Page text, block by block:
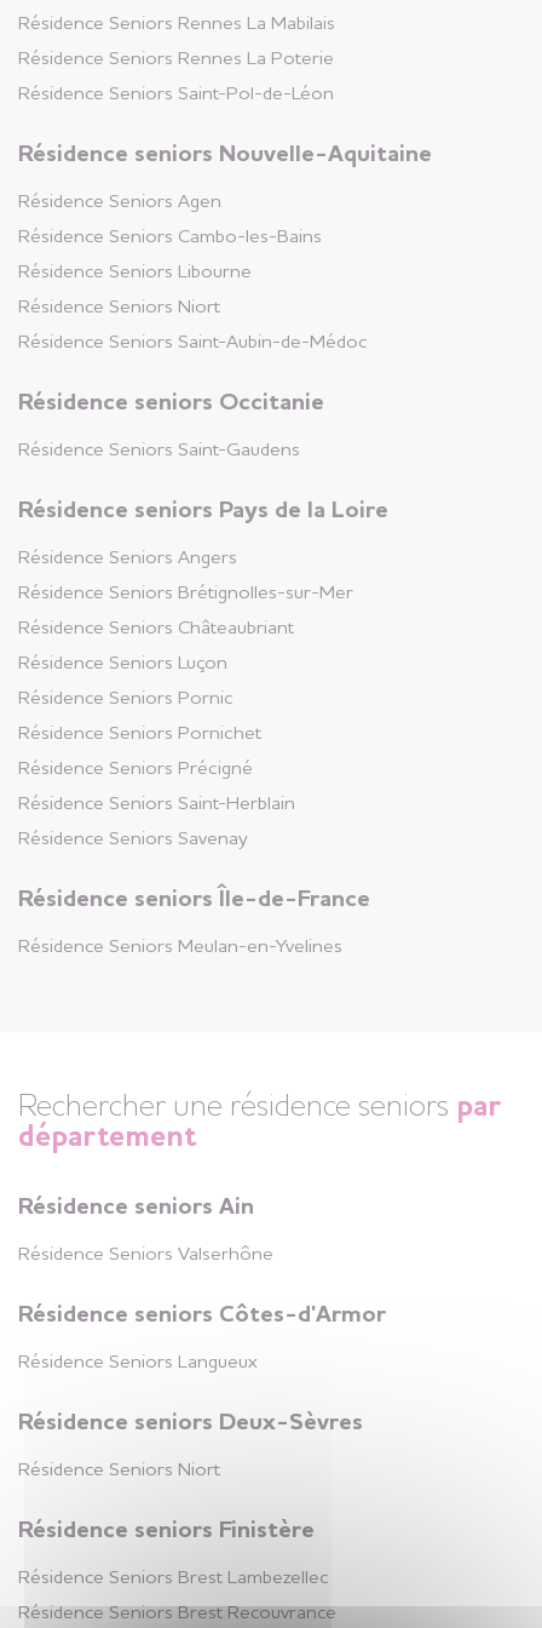
Résidence Seniors
Bouthéon
Loire (42)
Biviers
Isère (38)
Résidence Seniors
Roche-Bernard
Appartements disponibles
Résidence Seniors
Meulan-en-Yvelines
Appartements disponibles
Résidence Seniors
Brest Lambezellec
Appartements disponibles
+
Résidence Seniors
Cambo-les-Bains
Pyrénées-Atlantiques
2 appartements
Résidence Seniors
Résidence Seniors Rennes La Mabilais
Résidence Seniors Rennes La Poterie
Résidence Seniors Saint-Pol-de-Léon
Résidence seniors Nouvelle-Aquitaine
Résidence Seniors Agen
Résidence Seniors Cambo-les-Bains
Résidence Seniors Libourne
Résidence Seniors Niort
Résidence Seniors Saint-Aubin-de-Médoc
Résidence seniors Occitanie
Résidence Seniors Saint-Gaudens
Résidence seniors Pays de la Loire
Résidence Seniors Angers
Résidence Seniors Brétignolles-sur-Mer
Résidence Seniors Châteaubriant
Résidence Seniors Luçon
Résidence Seniors Pornic
Résidence Seniors Pornichet
Résidence Seniors Précigné
Résidence Seniors Saint-Herblain
Résidence Seniors Savenay
Résidence seniors Île-de-France
Résidence Seniors Meulan-en-Yvelines
Rechercher une résidence seniors par
département
Résidence seniors Ain
Résidence Seniors Valserhône
Résidence seniors Côtes-d'Armor
Résidence Seniors Langueux
Résidence seniors Deux-Sèvres
Résidence Seniors Niort
Résidence seniors Finistère
Résidence Seniors Brest Lambezellec
Résidence Seniors Brest Recouvrance